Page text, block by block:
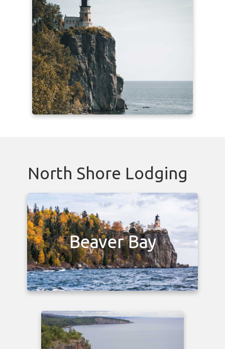
North Shore Lodging
Beaver Bay